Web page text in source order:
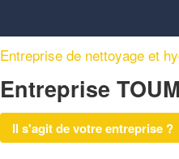
Entreprise de nettoyage et
Entreprise
Il s'agit de votre entreprise ?